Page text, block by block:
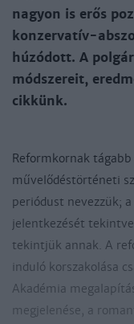
nagyon is erős
konzervatív-
húzódott. A
módszereit,
cikkünk.
Reformkornak
művelődéstörténeti
periódust nevezzük;
jelentkezését
tekintjük annak. A
induló korszakolása
Akadémia
megjelenése, a